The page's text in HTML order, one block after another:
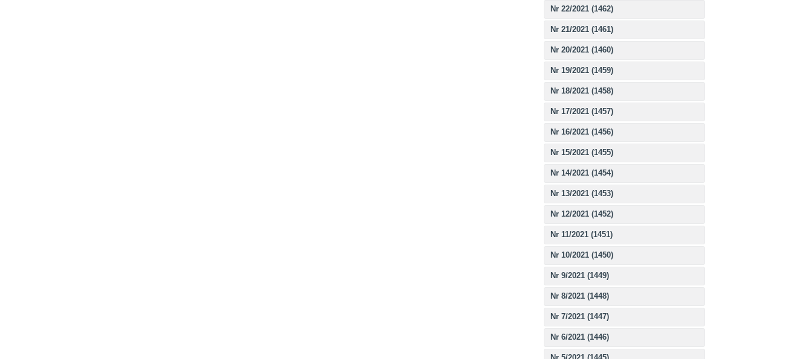
Nr 22/2021 (1462)
Nr 21/2021 (1461)
Nr 20/2021 (1460)
Nr 19/2021 (1459)
Nr 18/2021 (1458)
Nr 17/2021 (1457)
Nr 16/2021 (1456)
Nr 15/2021 (1455)
Nr 14/2021 (1454)
Nr 13/2021 (1453)
Nr 12/2021 (1452)
Nr 11/2021 (1451)
Nr 10/2021 (1450)
Nr 9/2021 (1449)
Nr 8/2021 (1448)
Nr 7/2021 (1447)
Nr 6/2021 (1446)